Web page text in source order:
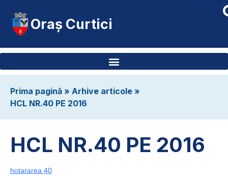
Oraș Curtici
Prima pagină » Arhive articole »
HCL NR.40 PE 2016
HCL NR.40 PE 2016
hotararea 40